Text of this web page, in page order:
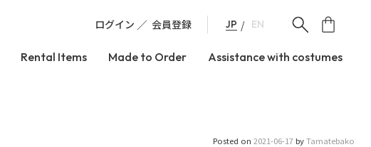
ログイン 会員登録 JP EN
Rental Items Made to Order Assistance with costumes
Posted on 2021-06-17byTamatebako